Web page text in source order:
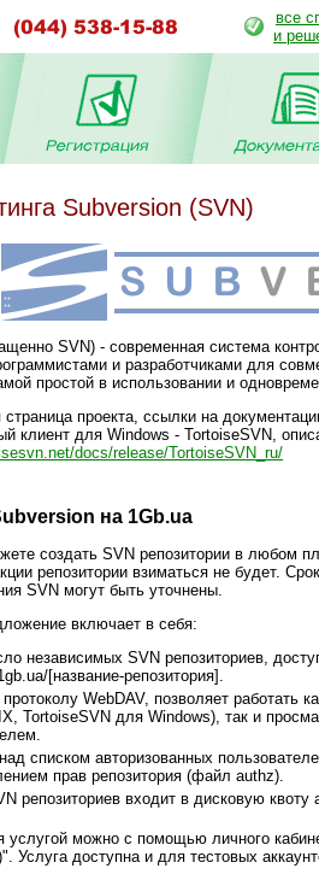
все
и
Subversion (SVN)
SVN) - современная система
и разработчиками для
простой в использовании и
проекта, ссылки на
клиент для Windows - TortoiseSVN,
docs/release/TortoiseSVN_ru/
на 1Gb.ua
создать SVN репозитории в любом
репозитории взиматься не будет.
SVN могут быть уточнены.
включает в себя:
независимых SVN репозиториев,
[название-репозитория].
WebDAV, позволяет работать
TortoiseSVN для Windows), так и
списком авторизованных
прав репозитория (файл authz).
репозиториев входит в дисковую квоту
услугой можно с помощью личного
Услуга доступна и для тестовых